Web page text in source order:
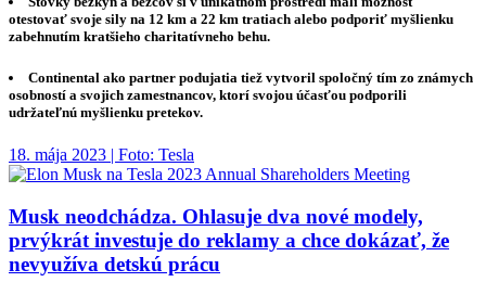
otestovať svoje sily na 12 km a 22 km tratiach alebo podporiť myšlienku
zabehnutím kratšieho charitatívneho behu.
Continental ako partner podujatia tiež vytvoril spoločný tím zo známych
osobností a svojich zamestnancov, ktorí svojou účasťou podporili
udržateľnú myšlienku pretekov.
18. mája 2023 | Foto: Tesla
Musk neodchádza. Ohlasuje dva nové modely,
prvýkrát investuje do reklamy a chce dokázať, že
nevyužíva detskú prácu